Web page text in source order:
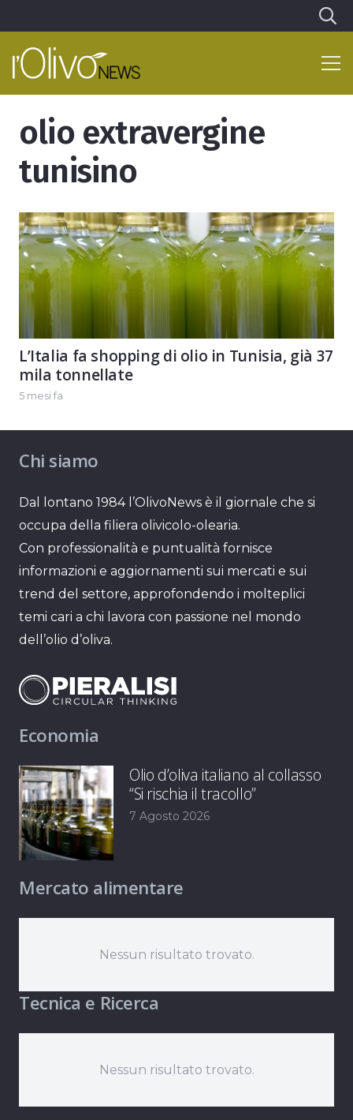
olio extravergine
tunisino
L’Italia fa shopping di olio in Tunisia, già 37
mila tonnellate
5 mesi fa
Chi siamo
Dal lontano 1984 l’OlivoNews è il giornale che si
occupa della filiera olivicolo-olearia.
Con professionalità e puntualità fornisce
informazioni e aggiornamenti sui mercati e sui
trend del settore, approfondendo i molteplici
temi cari a chi lavora con passione nel mondo
dell’olio d’oliva.
Economia
Olio d’oliva italiano al collasso
“Si rischia il tracollo”
7 Agosto 2026
Mercato alimentare
Nessun risultato trovato.
Tecnica e Ricerca
Nessun risultato trovato.